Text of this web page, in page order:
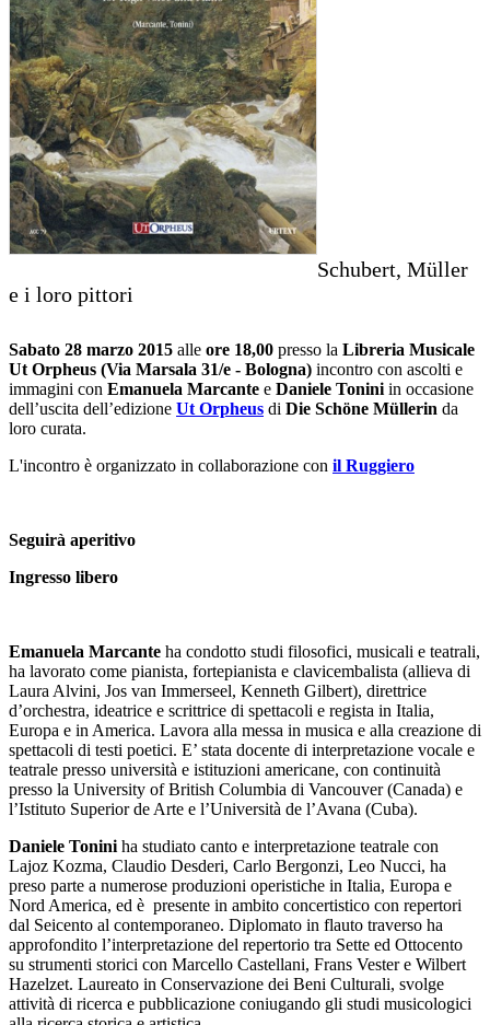
Schubert, Müller
e i loro pittori
Sabato 28 marzo 2015 alle ore 18,00 presso la Libreria Musicale
Ut Orpheus (Via Marsala 31/e - Bologna) incontro con ascolti e
immagini con Emanuela Marcante e Daniele Toniniin occasione
dell’uscita dell’edizione Ut Orpheus di Die Schöne Müllerin da
loro curata.
L'incontro è organizzato in collaborazione con il Ruggiero
Seguirà aperitivo
Ingresso libero
Emanuela Marcante ha condotto studi filosofici, musicali e teatrali,
ha lavorato come pianista, fortepianista e clavicembalista (allieva di
Laura Alvini, Jos van Immerseel, Kenneth Gilbert), direttrice
d’orchestra, ideatrice e scrittrice di spettacoli e regista in Italia,
Europa e in America. Lavora alla messa in musica e alla creazione di
spettacoli di testi poetici. E’ stata docente di interpretazione vocale e
teatrale presso università e istituzioni americane, con continuità
presso la University of British Columbia di Vancouver (Canada) e
l’Istituto Superior de Arte e l’Università de l’Avana (Cuba).
Daniele Toniniha studiato canto e interpretazione teatrale con
Lajoz Kozma, Claudio Desderi, Carlo Bergonzi, Leo Nucci, ha
preso parte a numerose produzioni operistiche in Italia, Europa e
Nord America, ed è presente in ambito concertistico con repertori
dal Seicento al contemporaneo. Diplomato in flauto traverso ha
approfondito l’interpretazione del repertorio tra Sette ed Ottocento
su strumenti storici con Marcello Castellani, Frans Vester e Wilbert
Hazelzet. Laureato in Conservazione dei Beni Culturali, svolge
attività di ricerca e pubblicazione coniugando gli studi musicologici